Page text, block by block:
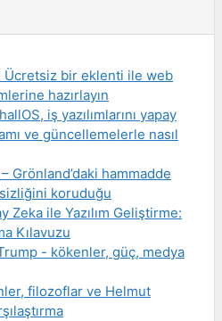
Ücretsiz bir eklenti ile web
hazırlayın
iş yazılımlarını yapay
ve güncellemelerle nasıl
Grönland’daki hammadde
koruduğu
Zeka ile Yazılım Geliştirme:
Kılavuzu
- kökenler, güç, medya
filozoflar ve Helmut